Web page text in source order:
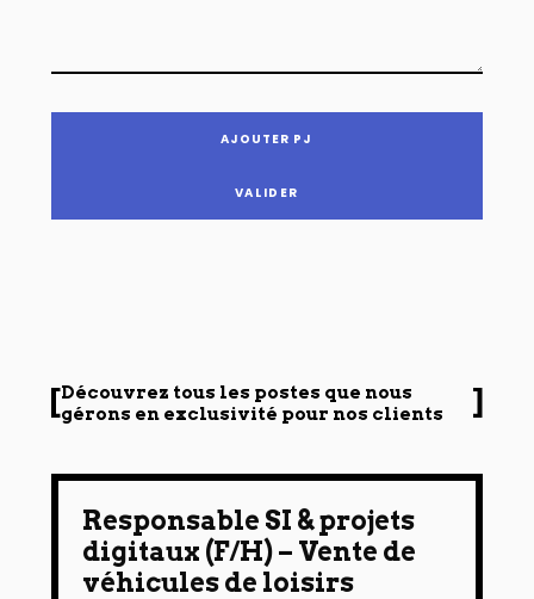
AJOUTER PJ
Découvrez tous les postes que nous
gérons en exclusivité pour nos clients
Responsable SI & projets
digitaux (F/H) – Vente de
véhicules de loisirs